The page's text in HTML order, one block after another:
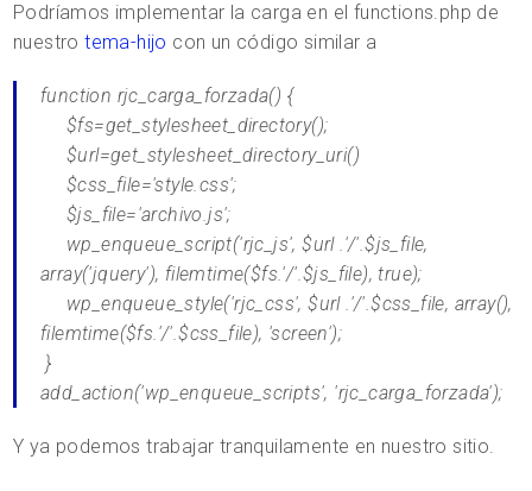
Podríamos implementar la carga en el functions.php de
nuestro tema-hijo con un código similar a
function rjc_carga_forzada() {
$fs=get_stylesheet_directory();
$url=get_stylesheet_directory_uri()
$css_file='style.css';
$js_file='archivo.js';
wp_enqueue_script('rjc_js', $url .'/'.$js_file,
array('jquery'), filemtime($fs.'/'.$js_file), true);
wp_enqueue_style('rjc_css', $url .'/'.$css_file, array(),
filemtime($fs.'/'.$css_file), 'screen');
}
add_action('wp_enqueue_scripts', 'rjc_carga_forzada');
Y ya podemos trabajar tranquilamente en nuestro sitio.